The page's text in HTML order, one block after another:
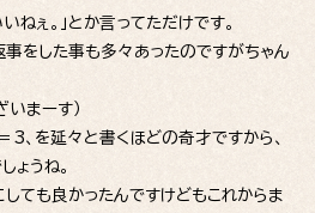
ねぇ。」とか言ってただけです。
をした事も多々あったのですがちゃん
いまーす）
、を延々と書くほどの奇才ですから、
ょうね。
ても良かったんですけどもこれからま